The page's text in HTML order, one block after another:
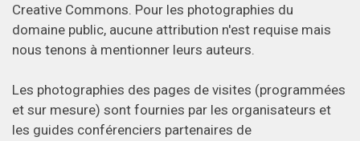
Creative Commons. Pour les photographies du
domaine public, aucune attribution n'est requise mais
nous tenons à mentionner leurs auteurs.
Les photographies des pages de visites (programmées
et sur mesure) sont fournies par les organisateurs et
les guides conférenciers partenaires de